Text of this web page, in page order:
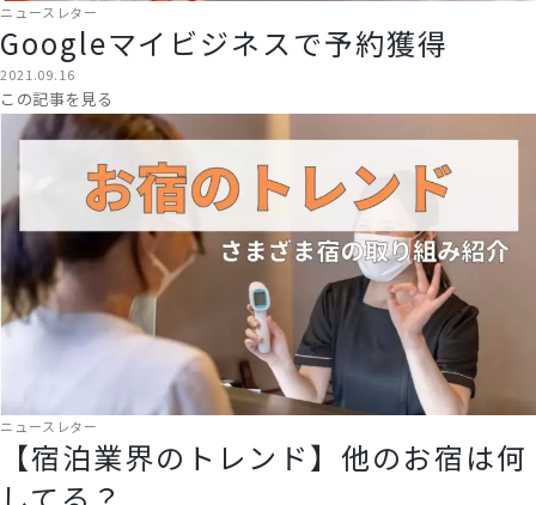
ニュースレター
Googleマイビジネスで予約獲得
2021.09.16
この記事を見る
ニュースレター
【宿泊業界のトレンド】他のお宿は何